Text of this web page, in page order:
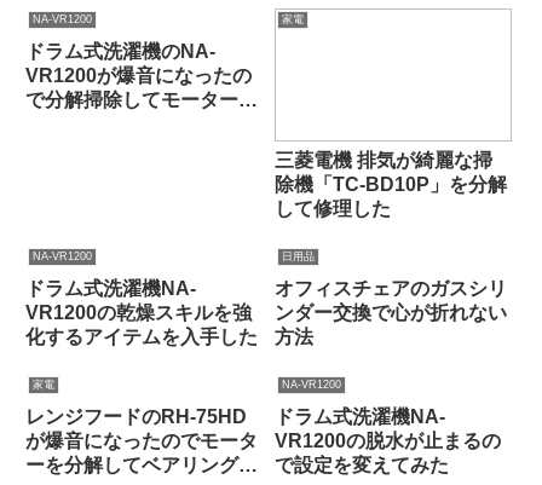
NA-VR1200
ドラム式洗濯機のNA-
VR1200が爆音になったの
で分解掃除してモーターを
家電
三菱電機 排気が綺麗な掃
除機「TC-BD10P」を分解
して修理した
NA-VR1200
ドラム式洗濯機NA-
VR1200の乾燥スキルを強
化するアイテムを入手した
日用品
オフィスチェアのガスシリ
ンダー交換で心が折れない
方法
家電
レンジフードのRH-75HD
が爆音になったのでモータ
ーを分解してベアリングを
NA-VR1200
ドラム式洗濯機NA-
VR1200の脱水が止まるの
で設定を変えてみた